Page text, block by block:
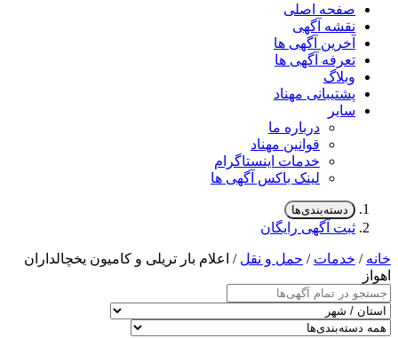
صفحه اصلی
نقشه آگهی
آخرین آگهی ها
تعرفه آگهی ها
وبلاگ
پشتیبانی مهناد
سایر
درباره ما
قوانین مهناد
خدمات اینستاگرام
لینک باکس آگهی ها
دسته‌بندی‌ها
ثبت آگهی رایگان
خانه/ خدمات/ حمل و نقل / اعلام بار تریلی و کامیون یخچالداران
اهواز